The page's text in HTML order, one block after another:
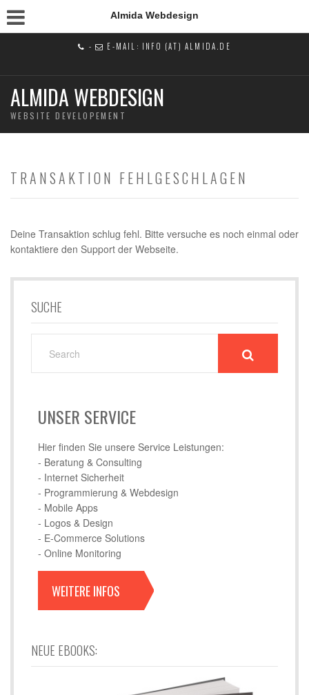
Almida Webdesign
- E-MAIL: INFO (AT) ALMIDA.DE
ALMIDA WEBDESIGN
WEBSITE DEVELOPEMENT
TRANSAKTION FEHLGESCHLAGEN
Deine Transaktion schlug fehl. Bitte versuche es noch einmal oder
kontaktiere den Support der Webseite.
SUCHE
UNSER SERVICE
Hier finden Sie unsere Service Leistungen:
- Beratung & Consulting
- Internet Sicherheit
- Programmierung & Webdesign
- Mobile Apps
- Logos & Design
- E-Commerce Solutions
- Online Monitoring
WEITERE INFOS
NEUE EBOOKS: